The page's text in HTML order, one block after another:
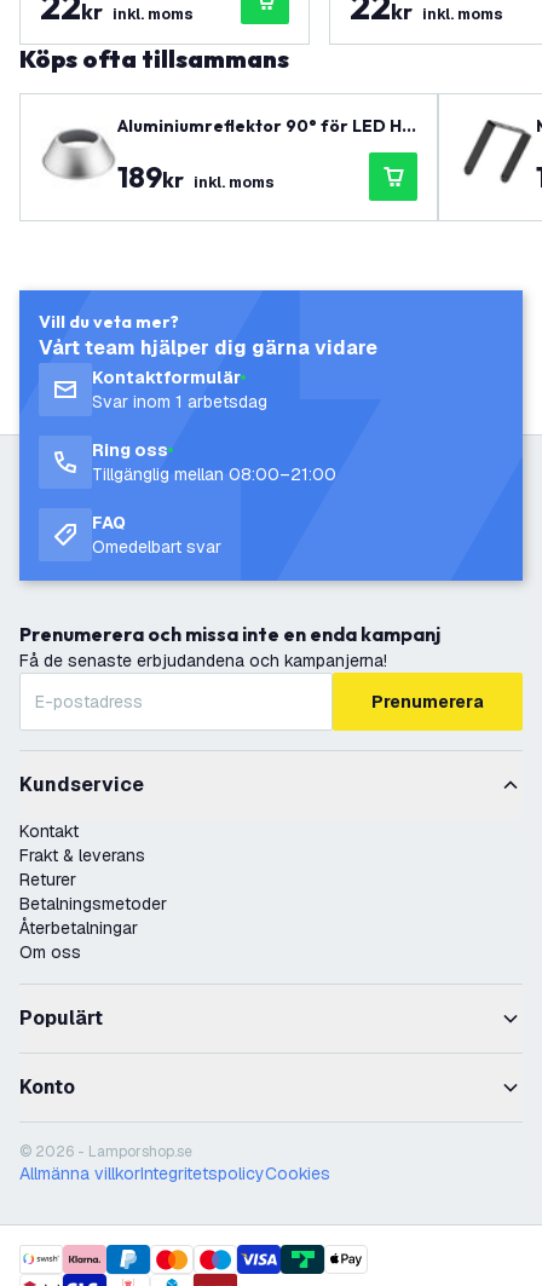
kr inkl. moms kr inkl. moms
Köps ofta tillsammans
Aluminiumreflektor 90° för LED Hi
189kr inkl. moms
Vill du veta mer?
Vårt team hjälper dig gärna vidare
Kontaktformulär
Svar inom 1 arbetsdag
Ring oss
Tillgänglig mellan 08:00–21:00
FAQ
Omedelbart svar
Prenumerera och missa inte en enda kampanj
Få de senaste erbjudandena och kampanjerna!
Prenumerera
Kundservice
Kontakt
Frakt & leverans
Returer
Betalningsmetoder
Återbetalningar
Om oss
Populärt
Konto
© 2026 - Lamporshop.se
Allmänna villkorIntegritetspolicyCookies
payment methods